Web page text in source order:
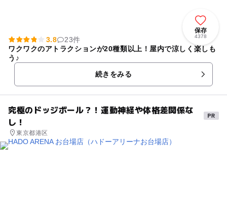
保存
4378
3.8
23件
ワクワクのアトラクションが20種類以上！屋内で涼しく楽しも
う♪
続きをみる
究極のドッジボール？！運動神経や体格差関係な
し！
東京都港区